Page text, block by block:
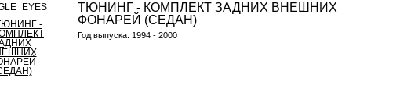
ТЮНИНГ - КОМПЛЕКТ ЗАДНИХ ВНЕШНИХ
ФОНАРЕЙ (СЕДАН)
Год выпуска: 1994 - 2000